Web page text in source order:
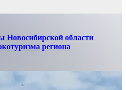
области
региона